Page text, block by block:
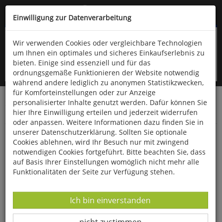
Kompletten Head der Seite überspringen
oder (06766) 9323-960
Startseite Technik & Freizeit
Outdoor & Wandern
Ausrüstung
Regenschirm »Katzenrassen«
Einwilligung zur Datenverarbeitung
Wir verwenden Cookies oder vergleichbare Technologien
um Ihnen ein optimales und sicheres Einkaufserlebnis zu
bieten. Einige sind essenziell und für das
ordnungsgemäße Funktionieren der Website notwendig
während andere lediglich zu anonymen Statistikzwecken,
für Komforteinstellungen oder zur Anzeige
personalisierter Inhalte genutzt werden. Dafür können Sie
hier Ihre Einwilligung erteilen und jederzeit widerrufen
oder anpassen. Weitere Informationen dazu finden Sie in
unserer Datenschutzerklärung. Sollten Sie optionale
Cookies ablehnen, wird Ihr Besuch nur mit zwingend
notwendigen Cookies fortgeführt. Bitte beachten Sie, dass
auf Basis Ihrer Einstellungen womöglich nicht mehr alle
Funktionalitäten der Seite zur Verfügung stehen.
Datenverarbeitung -
Ich bin einverstanden